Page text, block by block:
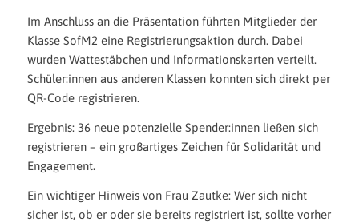
Im Anschluss an die Präsentation führten Mitglieder der
Klasse SofM2 eine Registrierungsaktion durch. Dabei
wurden Wattestäbchen und Informationskarten verteilt.
Schüler:innen aus anderen Klassen konnten sich direkt per
QR-Code registrieren.
Ergebnis: 36 neue potenzielle Spender:innen ließen sich
registrieren – ein großartiges Zeichen für Solidarität und
Engagement.
Ein wichtiger Hinweis von Frau Zautke: Wer sich nicht
sicher ist, ob er oder sie bereits registriert ist, sollte vorher